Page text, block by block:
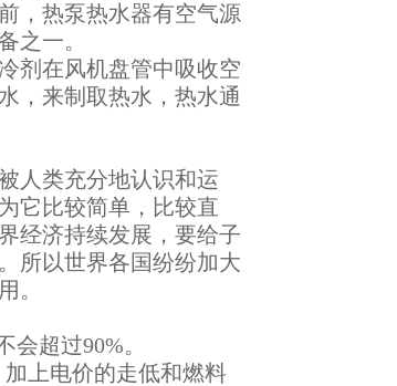
，热泵热水器有空气源
之一。
剂在风机盘管中吸收空
，来制取热水，热水通
人类充分地认识和运
它比较简单，比较直
经济持续发展，要给子
所以世界各国纷纷加大
。
超过90%。
上电价的走低和燃料